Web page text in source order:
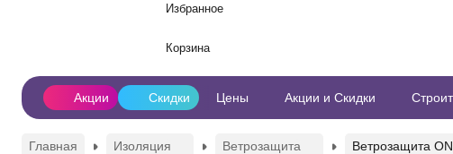
Избранное
Корзина
Акции Скидки Цены Акции и Скидки
Главная Изоляция Ветрозащита Ветрозащита